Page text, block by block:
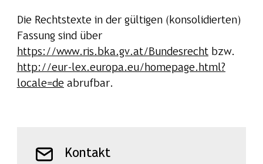
Die Rechtstexte in der gültigen (konsolidierten)
Fassung sind über
https://www.ris.bka.gv.at/Bundesrechtbzw.
http://eur-lex.europa.eu/homepage.html?
locale=de abrufbar.
Kontakt